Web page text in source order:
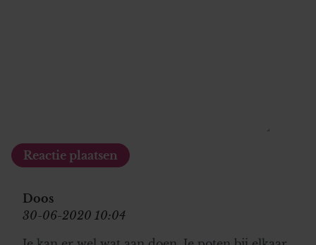
Doos
30-06-2020 10:04